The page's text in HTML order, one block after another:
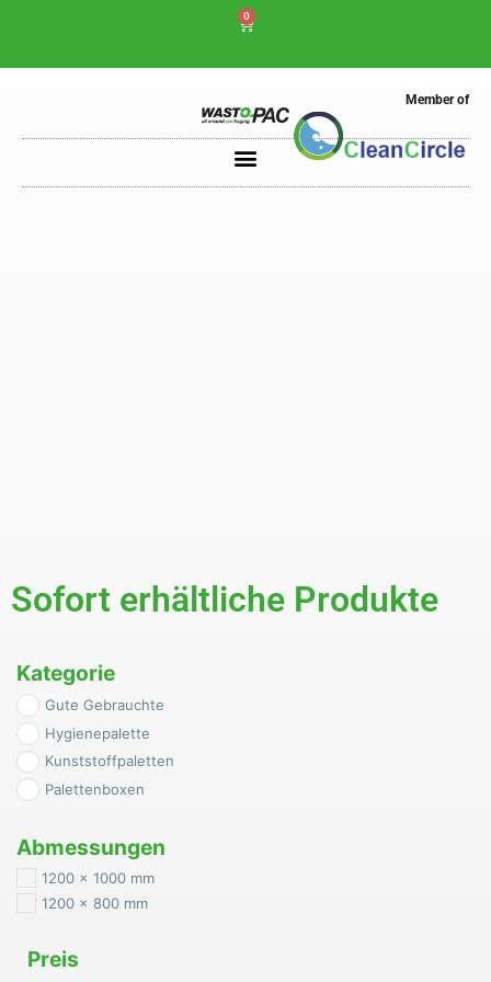
0
Member of
Sofort erhältliche Produkte
Kategorie
Gute Gebrauchte
Hygienepalette
Kunststoffpaletten
Palettenboxen
Abmessungen
1200 x 1000 mm
1200 x 800 mm
Preis